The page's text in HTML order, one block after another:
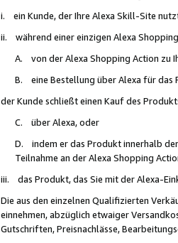
i. ein Kunde, der Ihre Alexa Skill-Site
ii. während einer einzigen Alexa
A. von der Alexa Shopping Action zu
B. eine Bestellung über Alexa für das
der Kunde schließt einen Kauf des
C. über Alexa, oder
D. indem er das Produkt innerhalb
Teilnahme an der Alexa Shopping
iii. das Produkt, das Sie mit der Alexa-
Die aus den einzelnen Qualifizierten
einnehmen, abzüglich etwaiger
Gutschriften, Preisnachlässe,